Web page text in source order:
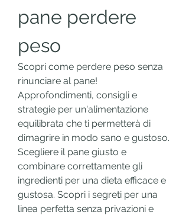
pane perdere
peso
Scopri come perdere peso senza
rinunciare al pane!
Approfondimenti, consigli e
strategie per un'alimentazione
equilibrata che ti permetterà di
dimagrire in modo sano e gustoso.
Scegliere il pane giusto e
combinare correttamente gli
ingredienti per una dieta efficace e
gustosa. Scopri i segreti per una
linea perfetta senza privazioni e